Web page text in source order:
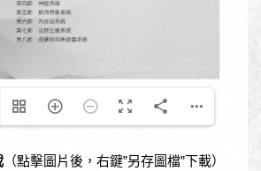
（點擊圖片後，右鍵”另存圖檔”下載）